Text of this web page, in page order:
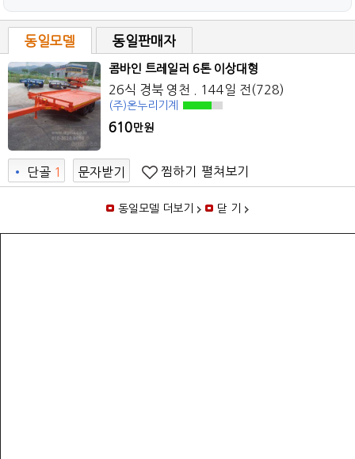
동일모델 동일판매자
콤바인 트레일러 6톤 이상대형
26식 경북 영천 . 144일 전(728)
(주)온누리기계
610만원
• 단골 1
6
문자받기 찜하기 펼쳐보기
동일모델 더보기 닫 기